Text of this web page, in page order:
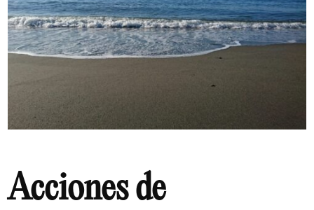
Acciones de